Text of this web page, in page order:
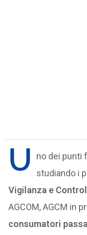
U
no dei punti
studiando i
Vigilanza e
AGCOM, AGCM in
consumatori